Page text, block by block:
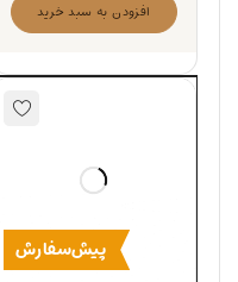
افزودن به سبد خرید
پیش‌سفارش